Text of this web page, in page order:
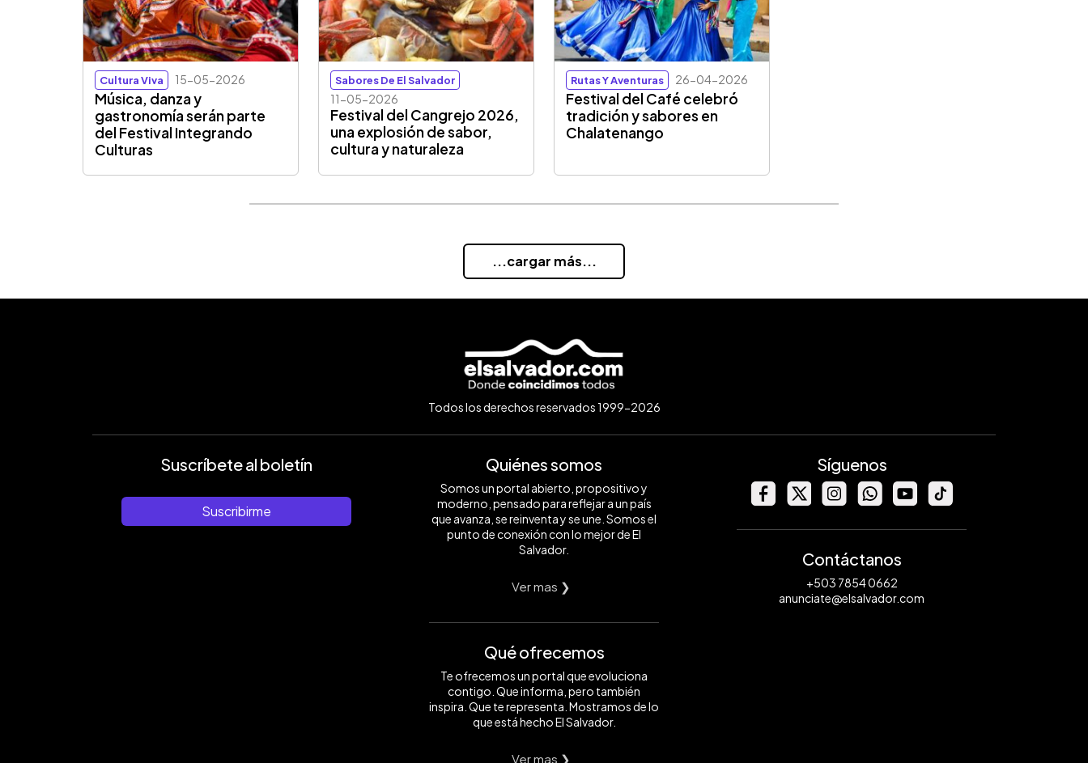
Cultura Viva 15-05-2026
Música, danza y
gastronomía serán parte
del Festival Integrando
Culturas
Sabores De El Salvador
11-05-2026
Festival del Cangrejo 2026,
una explosión de sabor,
cultura y naturaleza
Rutas Y Aventuras 26-04-2026
Festival del Café celebró
tradición y sabores en
Chalatenango
...cargar más...
Todos los derechos reservados 1999-2026
Suscríbete al boletín
Suscribirme
Quiénes somos
Somos un portal abierto, propositivo y
moderno, pensado para reflejar a un país
que avanza, se reinventa y se une. Somos el
punto de conexión con lo mejor de El
Salvador.
Ver mas ❯
Qué ofrecemos
Te ofrecemos un portal que evoluciona
contigo. Que informa, pero también
inspira. Que te representa. Mostramos de lo
que está hecho El Salvador.
Ver mas ❯
Síguenos
Contáctanos
+503 7854 0662
anunciate@elsalvador.com